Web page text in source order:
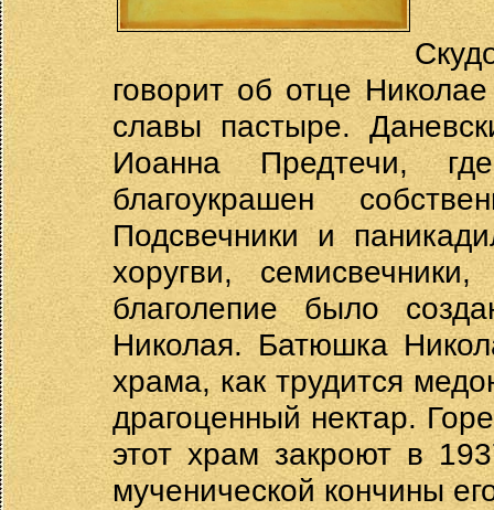
говорит об отце
славы пастыре.
Иоанна Предтечи,
благоукрашен
Подсвечники и
хоругви,
благолепие было
Николая. Батюшка
храма, как трудится
драгоценный нектар.
этот храм закроют в
мученической кончины